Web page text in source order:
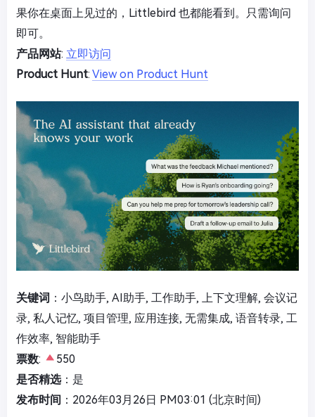
果你在桌面上见过的，Littlebird 也都能看到。只需询问
即可。
产品网站: 立即访问
Product Hunt: View on Product Hunt
关键词 ：小鸟助手, AI助手, 工作助手, 上下文理解, 会议记
录, 私人记忆, 项目管理, 应用连接, 无需集成, 语音转录, 工
作效率, 智能助手
票数:
550
是否精选：是
发布时间 ：2026年03月26日 PM03:01 (北京时间)